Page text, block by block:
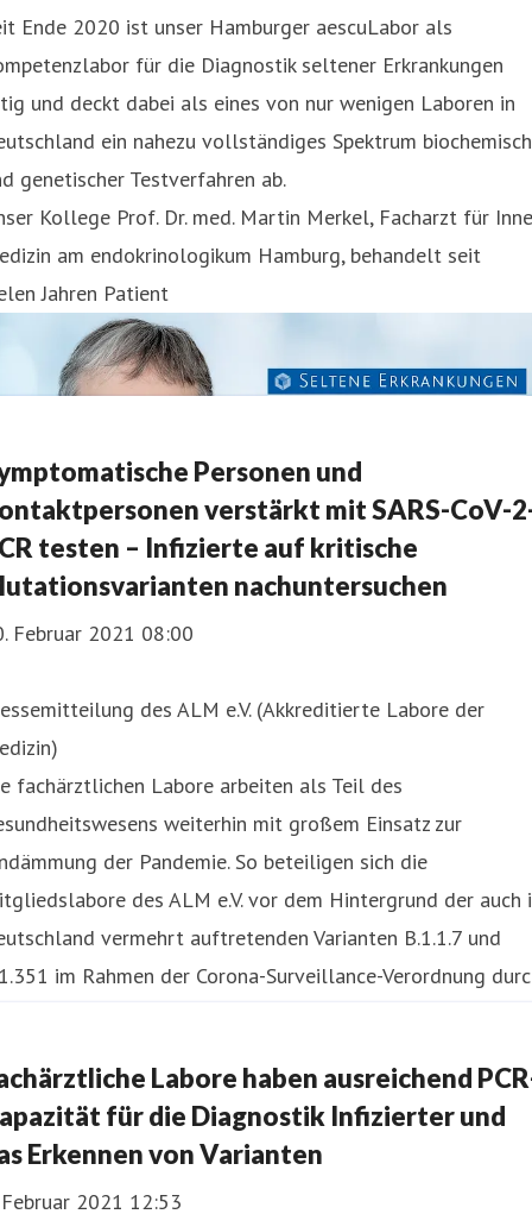
Ende 2020 ist unser Hamburger aescuLabor als
für die Diagnostik seltener Erkrankungen
und deckt dabei als eines von nur wenigen Laboren in
ein nahezu vollständiges Spektrum
genetischer Testverfahren ab.
Kollege Prof. Dr. med. Martin Merkel, Facharzt für
am endokrinologikum Hamburg, behandelt seit
Jahren Patient
Personen und
verstärkt mit SARS-CoV-
testen – Infizierte auf kritische
nachuntersuchen
Februar 2021 08:00
des ALM e.V. (Akkreditierte Labore der
fachärztlichen Labore arbeiten als Teil des
weiterhin mit großem Einsatz zur
der Pandemie. So beteiligen sich die
des ALM e.V. vor dem Hintergrund der auch
vermehrt auftretenden Varianten B.1.1.7 und
im Rahmen der Corona-Surveillance-Verordnung
Labore haben ausreichend
für die Diagnostik Infizierter und
Erkennen von Varianten
2021 12:53